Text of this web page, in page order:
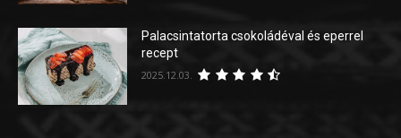
Palacsintatorta csokoládéval és eperrel
recept
2025.12.03.